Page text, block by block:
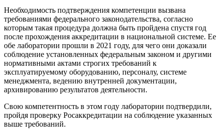
Необходимость подтверждения компетенции вызвана
требованиями федерального законодательства, согласно
которым такая процедура должна быть пройдена спустя год
после прохождения аккредитации в национальной системе. Ее
обе лаборатории прошли в 2021 году, для чего они доказали
соблюдение установленных федеральным законом и другими
нормативными актами строгих требований к
эксплуатируемому оборудованию, персоналу, системе
менеджмента, ведению внутренней документации,
архивированию результатов деятельности.
Свою компетентность в этом году лаборатории подтвердили,
пройдя проверку Росаккредитации на соблюдение указанных
выше требований.